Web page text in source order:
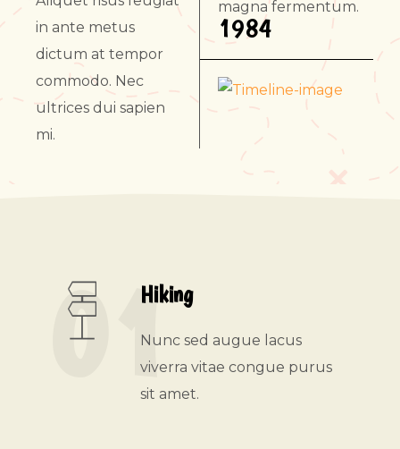
in ante metus
dictum at tempor
commodo. Nec
ultrices dui sapien
mi.
1984
magna fermentum.
01Hiking
Nunc sed augue lacus
viverra vitae congue purus
sit amet.